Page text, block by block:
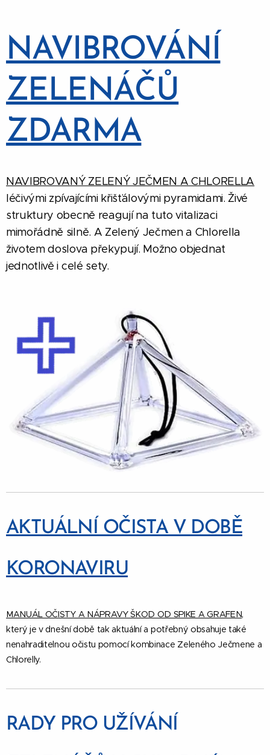
NAVIBROVÁNÍ
ZELENÁČŮ
ZDARMA
NAVIBROVANÝ ZELENÝ JEČMEN A CHLORELLA
léčivými zpívajícími křišťálovými pyramidami. Živé
struktury obecně reagují na tuto vitalizaci
mimořádně silně. A Zelený Ječmen a Chlorella
životem doslova překypují. Možno objednat
jednotlivě i celé sety.
AKTUÁLNÍ OČISTA V DOBĚ
KORONAVIRU
MANUÁL OČISTY A NÁPRAVY ŠKOD OD SPIKE A GRAFEN,
který je v dnešní době tak aktuální a potřebný obsahuje také
nenahraditelnou očistu pomocí kombinace Zeleného Ječmene a
Chlorelly.
RADY PRO UŽÍVÁNÍ